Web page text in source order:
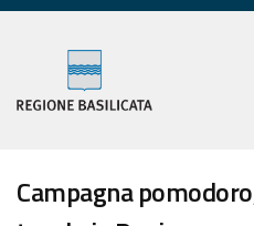
Campagna